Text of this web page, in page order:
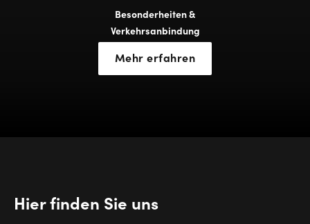
Besonderheiten &
Verkehrsanbindung
Mehr erfahren
Hier finden Sie uns